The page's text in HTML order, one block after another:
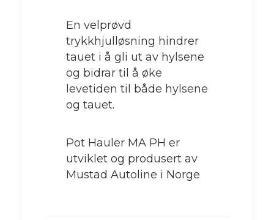
En velprøvd
trykkhjulløsning hindrer
tauet i å gli ut av hylsene
og bidrar til å øke
levetiden til både hylsene
og tauet.
Pot Hauler MA PH er
utviklet og produsert av
Mustad Autoline i Norge